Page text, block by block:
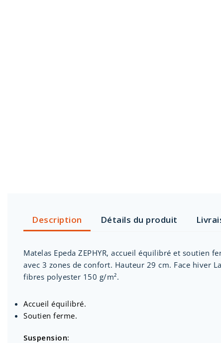
Description Détails du produit
Matelas Epeda ZEPHYR, accueil équilibré et soutien
avec 3 zones de confort. Hauteur 29 cm. Face hiver
fibres polyester 150 g/m².
Accueil équilibré.
Soutien ferme.
Suspension: